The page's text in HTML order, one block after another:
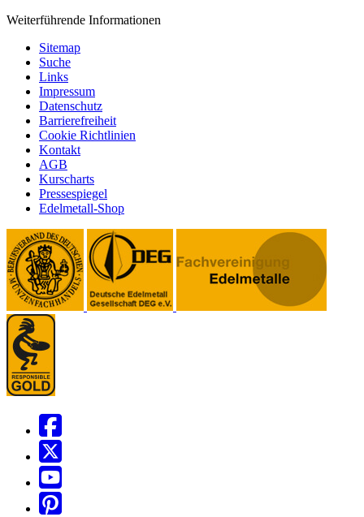
Weiterführende Informationen
Sitemap
Suche
Links
Impressum
Datenschutz
Barrierefreiheit
Cookie Richtlinien
Kontakt
AGB
Kurscharts
Pressespiegel
Edelmetall-Shop